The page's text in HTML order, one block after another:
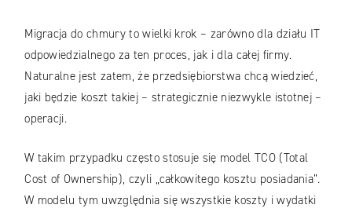
Migracja do chmury to wielki krok – zarówno dla działu IT
odpowiedzialnego za ten proces, jak i dla całej firmy.
Naturalne jest zatem, że przedsiębiorstwa chcą wiedzieć,
jaki będzie koszt takiej – strategicznie niezwykle istotnej –
operacji.
W takim przypadku często stosuje się model TCO (Total
Cost of Ownership), czyli „całkowitego kosztu posiadania”.
W modelu tym uwzględnia się wszystkie koszty i wydatki